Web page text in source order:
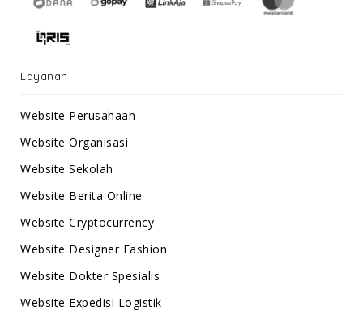
Layanan
Website Perusahaan
Website Organisasi
Website Sekolah
Website Berita Online
Website Cryptocurrency
Website Designer Fashion
Website Dokter Spesialis
Website Expedisi Logistik